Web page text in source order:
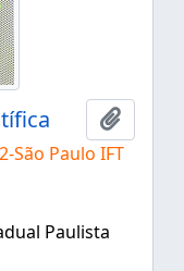
São Paulo IFT
Paulista